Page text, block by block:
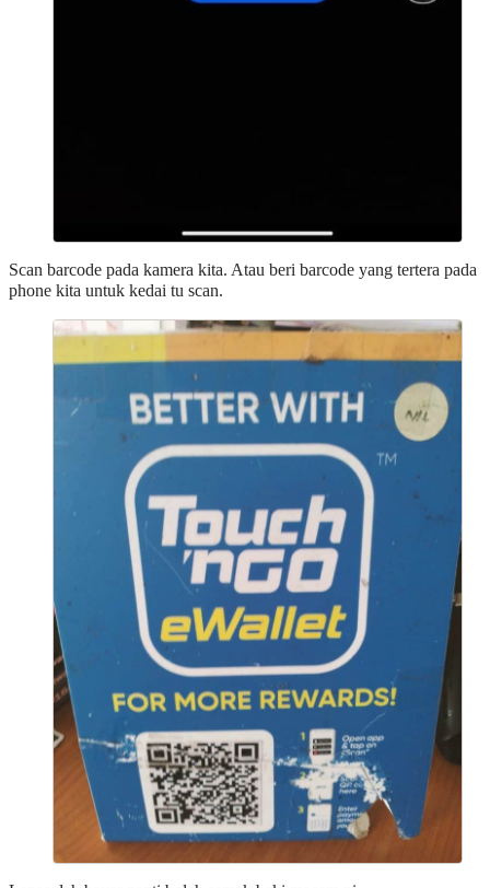
Scan barcode pada kamera kita. Atau beri barcode yang tertera pada
phone kita untuk kedai tu scan.